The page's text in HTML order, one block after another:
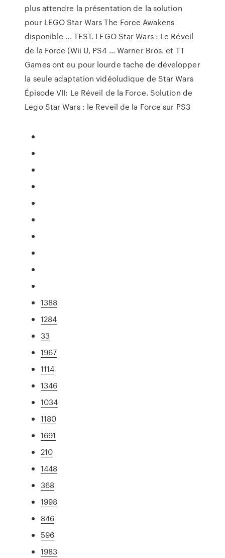
plus attendre la présentation de la solution
pour LEGO Star Wars The Force Awakens
disponible ... TEST. LEGO Star Wars : Le Réveil
de la Force (Wii U, PS4 ... Warner Bros. et TT
Games ont eu pour lourde tache de développer
la seule adaptation vidéoludique de Star Wars
Épisode VII: Le Réveil de la Force. Solution de
Lego Star Wars : le Reveil de la Force sur PS3
1388
1284
33
1967
1114
1346
1034
1180
1691
210
1448
368
1998
846
596
1983